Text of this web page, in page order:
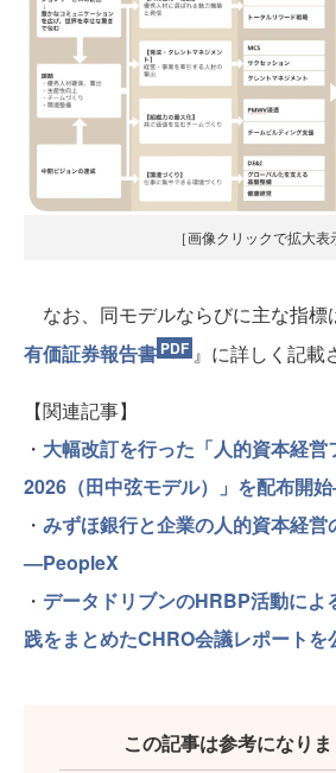
［画像クリックで拡大表
なお、同モデルならびに主な指標
有価証券報告書
』に詳しく記載
【関連記事】
・ 大幅改訂を行った「人的資本経営
2026（田中弦モデル）」を配布開
・ みずほ銀行と企業の人的資本経
—PeopleX
・ データドリブンのHRBP活動によ
践をまとめたCHRO会議レポート
この記事は参考になり